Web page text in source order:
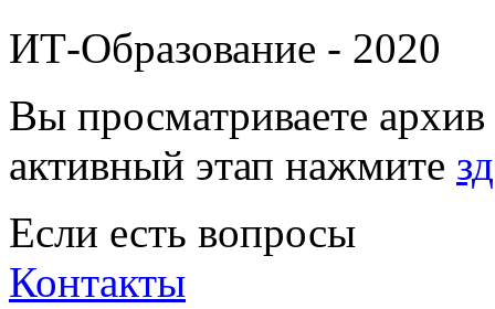
ИТ-Образование - 2020
Вы просматриваете
активный этап нажмите
Если есть вопросы
Контакты